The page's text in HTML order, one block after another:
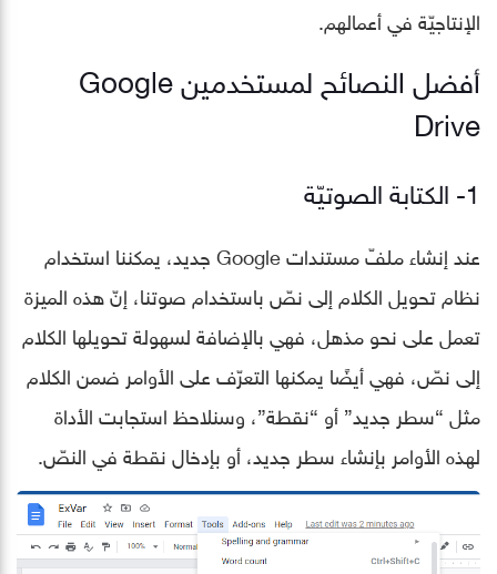
الإنتاجيّة في أعمالهم.
أفضل النصائح لمستخدمين Google
Drive
1- الكتابة الصوتيّة
عند إنشاء ملفّ مستندات Google جديد، يمكننا استخدام
نظام تحويل الكلام إلى نصّ باستخدام صوتنا، إنّ هذه الميزة
تعمل على نحو مذهل، فهي بالإضافة لسهولة تحويلها الكلام
إلى نصّ، فهي أيضًا يمكنها التعرّف على الأوامر ضمن الكلام
مثل “سطر جديد” أو “نقطة”، وسنلاحظ استجابت الأداة
لهذه الأوامر بإنشاء سطر جديد، أو بإدخال نقطة في النصّ.